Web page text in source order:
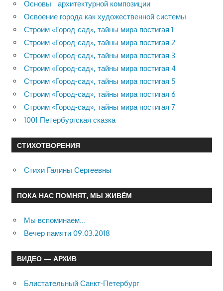
Основы архитектурной композиции
Освоение города как художественной системы
Строим «Город-сад», тайны мира постигая 1
Строим «Город-сад», тайны мира постигая 2
Строим «Город-сад», тайны мира постигая 3
Строим «Город-сад», тайны мира постигая 4
Строим «Город-сад», тайны мира постигая 5
Строим «Город-сад», тайны мира постигая 6
Строим «Город-сад», тайны мира постигая 7
1001 Петербургская сказка
СТИХОТВОРЕНИЯ
Стихи Галины Сергеевны
ПОКА НАС ПОМНЯТ, МЫ ЖИВЁМ
Мы вспоминаем…
Вечер памяти 09.03.2018
ВИДЕО — АРХИВ
Блистательный Санкт-Петербург